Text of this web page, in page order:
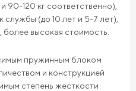
90-120 кг соответственно),
(до 10 лет и 5-7 лет),
более высокая стоимость.
пружинным блоком
и конструкцией
степень жесткости